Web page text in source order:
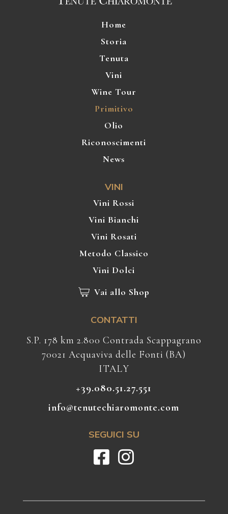
Home
Storia
Tenuta
Vini
Wine Tour
Primitivo
Olio
Riconoscimenti
News
VINI
Vini Rossi
Vini Bianchi
Vini Rosati
Metodo Classico
Vini Dolci
Vai allo Shop
CONTATTI
S.P. 178 km 2.800 Contrada Scappagrano
70021 Acquaviva delle Fonti (BA)
ITALY
+39.080.51.27.551
info@tenutechiaromonte.com
SEGUICI SU